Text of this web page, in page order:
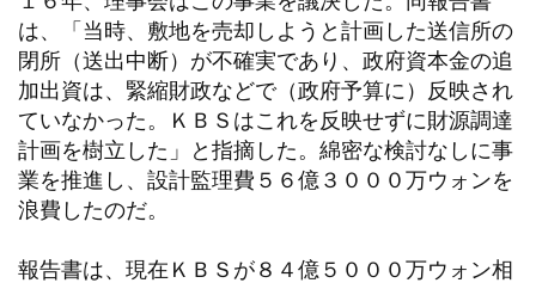
は、「当時、敷地を売却しようと計画した送信所の
閉所（送出中断）が不確実であり、政府資本金の追
加出資は、緊縮財政などで（政府予算に）反映され
ていなかった。ＫＢＳはこれを反映せずに財源調達
計画を樹立した」と指摘した。綿密な検討なしに事
業を推進し、設計監理費５６億３０００万ウォンを
浪費したのだ。
報告書は、現在ＫＢＳが８４億５０００万ウォン相